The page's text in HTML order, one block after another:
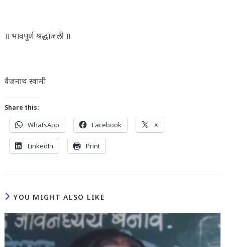
॥ भावपूर्ण श्रद्धांजली ॥
वैजनाथ स्वामी
Share this:
WhatsApp Facebook X
LinkedIn Print
YOU MIGHT ALSO LIKE